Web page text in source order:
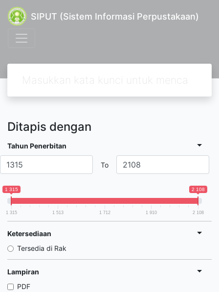
SIPUT (Sistem Informasi Perpustakaan)
Ditapis dengan
Tahun Penerbitan
To
1 315 2 108
1 315 1 513 1 712 1 910 2 108
Ketersediaan
Tersedia di Rak
Lampiran
PDF